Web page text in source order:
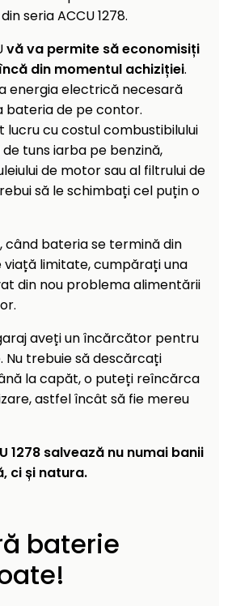
seria ACCU 1278.
vă va permite să economisiți
din momentul achiziției.
energia electrică necesară
bateria de pe contor.
lucru cu costul combustibilului
tuns iarba pe benzină,
de motor sau al filtrului de
să le schimbați cel puțin o
când bateria se termină din
viață limitate, cumpărați una
din nou problema alimentării
aveți un încărcător pentru
Nu trebuie să descărcați
la capăt, o puteți reîncărca
astfel încât să fie mereu
1278 salvează nu numai banii
ci și natura.
baterie